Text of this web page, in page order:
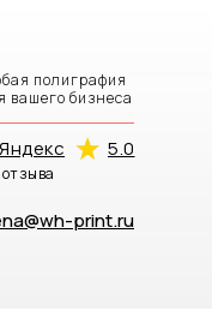
print.ru
полиграфия
вашего бизнеса
Яндекc 5.0
отзыва